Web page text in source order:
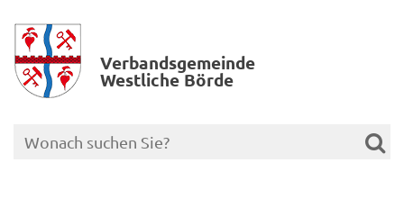
Verbands­gemeinde
Westliche Börde